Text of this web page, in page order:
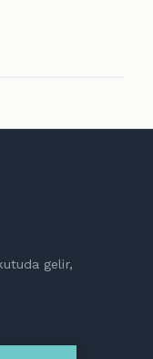
gelir,